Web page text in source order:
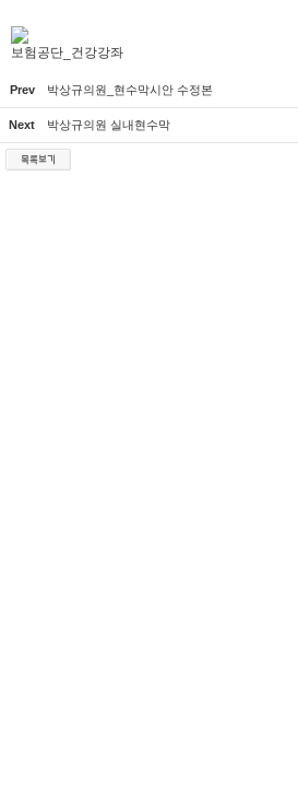
보험공단_건강강좌
Prev 박상규의원_현수막시안 수정본
Next 박상규의원 실내현수막